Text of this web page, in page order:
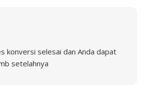
konversi selesai dan Anda dapat
setelahnya